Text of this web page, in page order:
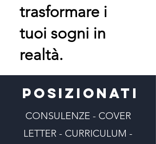
trasformare i
tuoi sogni in
realtà.
posizionati
CONSULENZE - COVER
LETTER - CURRICULUM -